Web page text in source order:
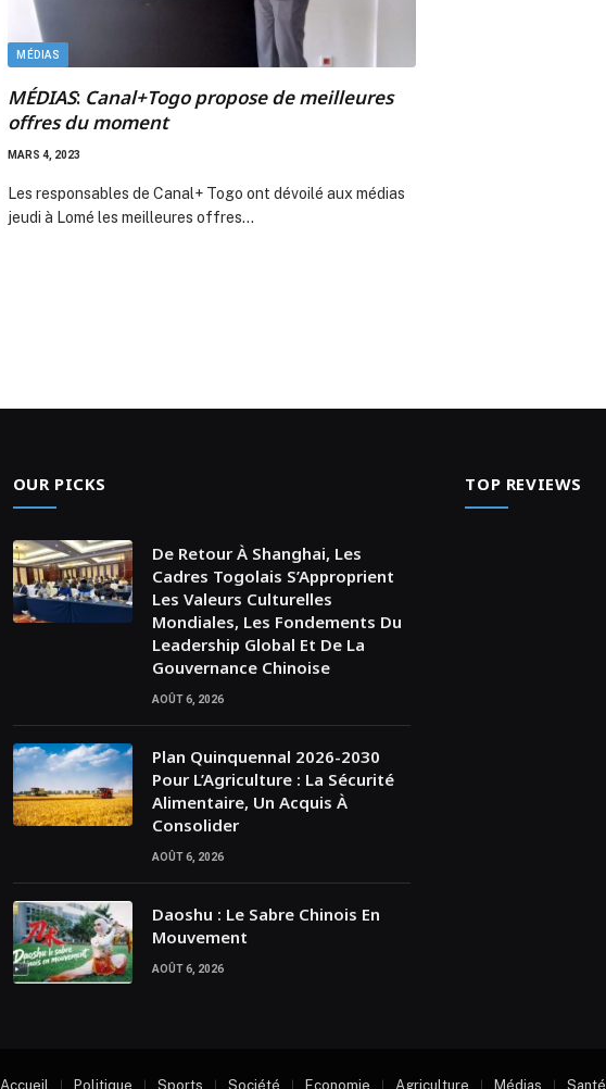
MÉDIAS
MÉDIAS: Canal+Togo propose de meilleures
offres du moment
MARS 4, 2023
Les responsables de Canal+ Togo ont dévoilé aux médias
jeudi à Lomé les meilleures offres…
OUR PICKS
De Retour À Shanghai, Les
Cadres Togolais S’Approprient
Les Valeurs Culturelles
Mondiales, Les Fondements Du
Leadership Global Et De La
Gouvernance Chinoise
AOÛT 6, 2026
Plan Quinquennal 2026-2030
Pour L’Agriculture : La Sécurité
Alimentaire, Un Acquis À
Consolider
AOÛT 6, 2026
Daoshu : Le Sabre Chinois En
Mouvement
AOÛT 6, 2026
TOP REVIEWS
Accueil Politique Sports Société Economie Agriculture Médias Santé